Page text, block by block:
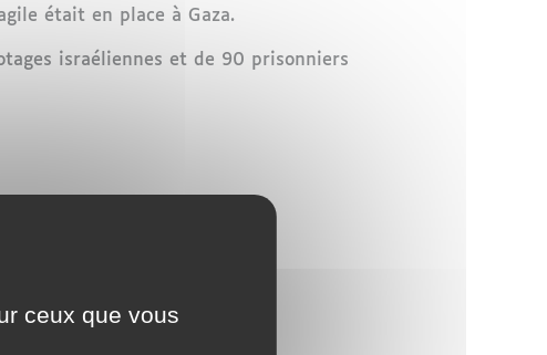
était en place à Gaza.
israéliennes et de 90 prisonniers
neutralisé
ceux que vous